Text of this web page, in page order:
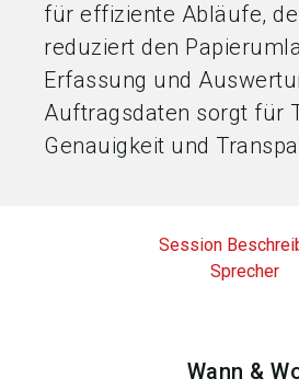
für effiziente Abläufe,
reduziert den
Erfassung und
Auftragsdaten sorgt für
Genauigkeit und
Session
Sprecher
Wann &